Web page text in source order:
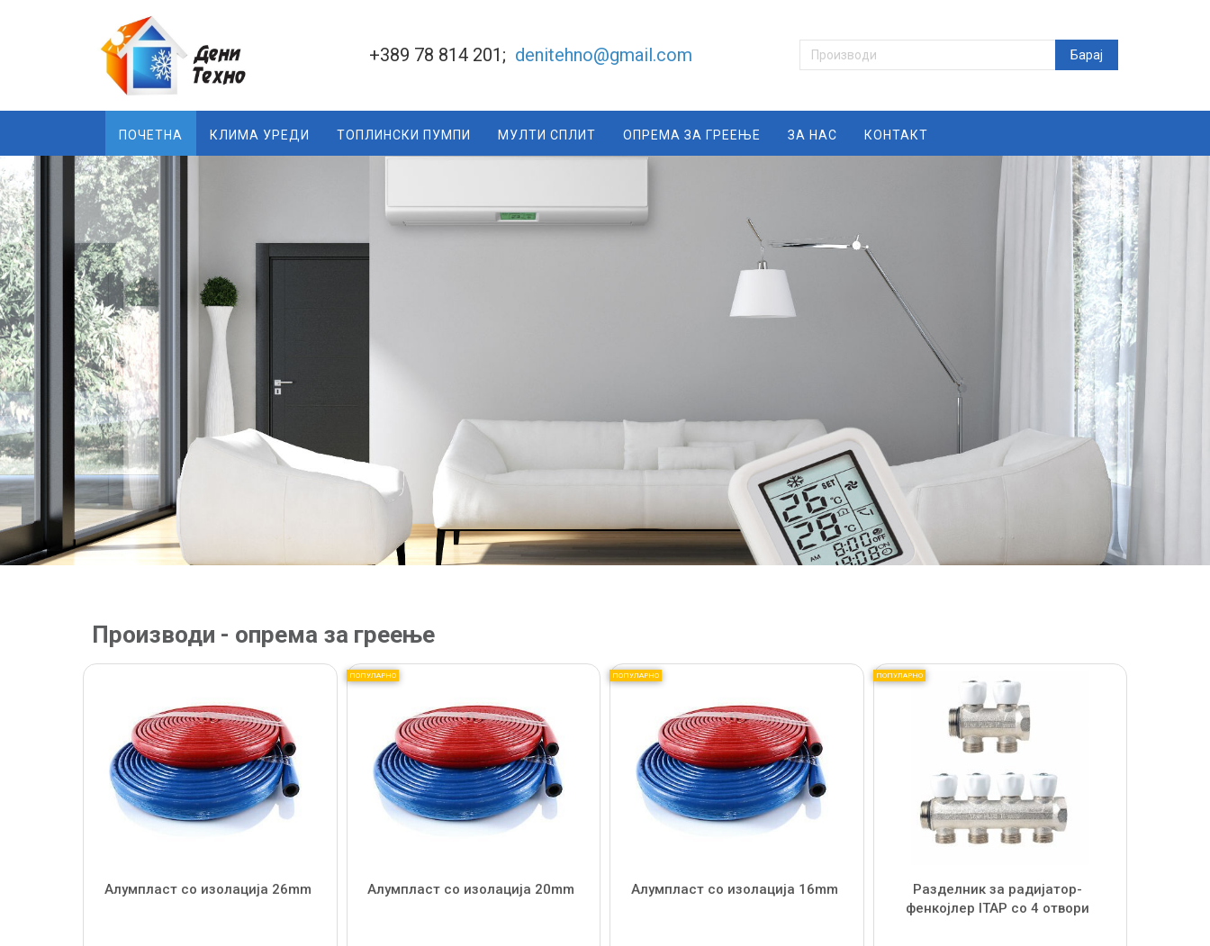
+389 78 814 201; denitehno@gmail.com
ПОЧЕТНА КЛИМА УРЕДИ ТОПЛИНСКИ ПУМПИ МУЛТИ СПЛИТ ОПРЕМА ЗА ГРЕЕЊЕ ЗА НАС КОНТАКТ
Производи - опрема за греење
Алумпласт со изолација 26mm
ПОПУЛАРНО
Алумпласт со изолација 20mm
ПОПУЛАРНО
Алумпласт со изолација 16mm
ПОПУЛАРНО
Разделник за радијатор-
фенкојлер ITAP со 4 отвори